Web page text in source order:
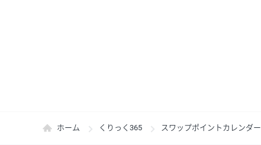
ホーム くりっく365 スワップポイントカレンダー